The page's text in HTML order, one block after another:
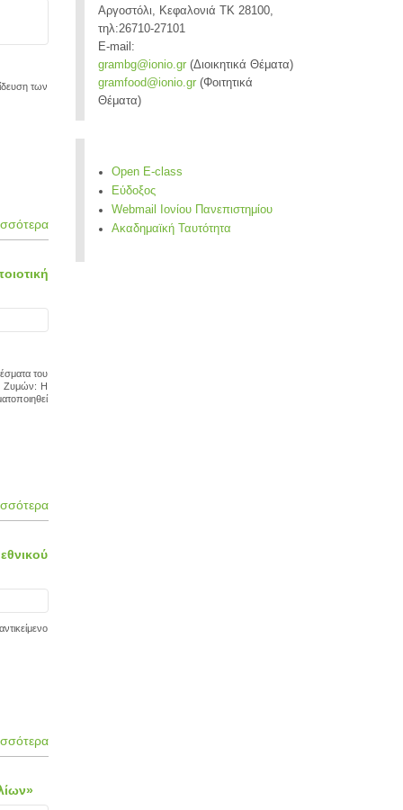
των
του
Ζυμών: Η
Αργοστόλι, Κεφαλονιά ΤΚ 28100,
τηλ:26710-27101
E-mail:
grambg@ionio.gr(Διοικητικά Θέματα)
gramfood@ionio.gr(Φοιτητικά
Θέματα)
Open E-class
Εύδοξος
Webmail Ιονίου Πανεπιστημίου
Ακαδημαϊκή Ταυτότητα